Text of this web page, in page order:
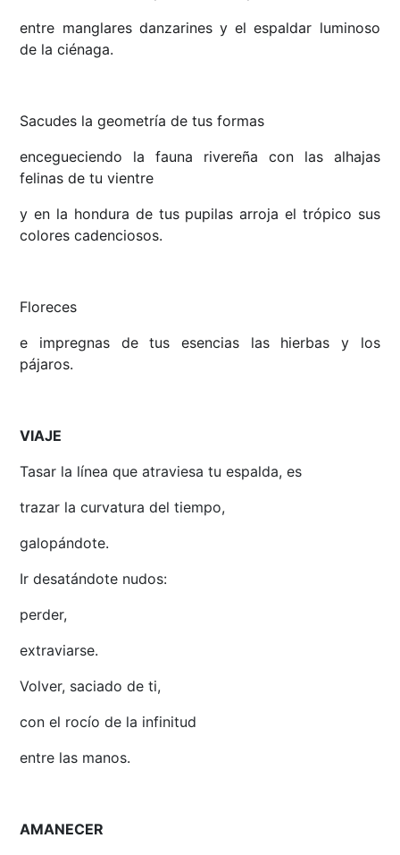
entre manglares danzarines y el espaldar luminoso
de la ciénaga.
Sacudes la geometría de tus formas
encegueciendo la fauna rivereña con las alhajas
felinas de tu vientre
y en la hondura de tus pupilas arroja el trópico sus
colores cadenciosos.
Floreces
e impregnas de tus esencias las hierbas y los
pájaros.
VIAJE
Tasar la línea que atraviesa tu espalda, es
trazar la curvatura del tiempo,
galopándote.
Ir desatándote nudos:
perder,
extraviarse.
Volver, saciado de ti,
con el rocío de la infinitud
entre las manos.
AMANECER